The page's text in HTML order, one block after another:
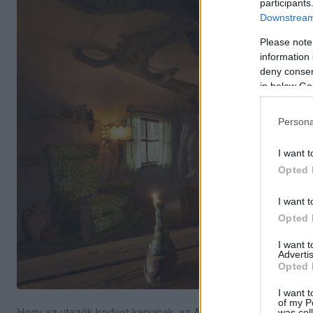
Please
information
deny
in below
I want
Opted
I want
Opted
I want
Opted
I want
of my